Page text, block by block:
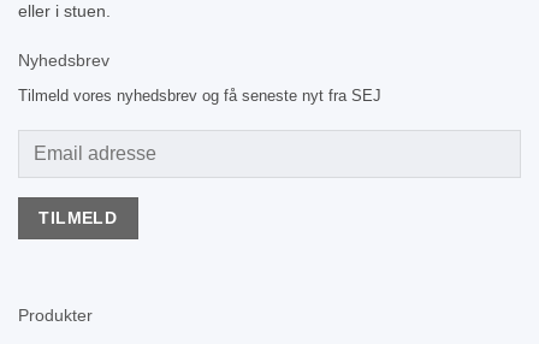
eller i stuen.
Nyhedsbrev
Tilmeld vores nyhedsbrev og få seneste nyt fra SEJ
Produkter